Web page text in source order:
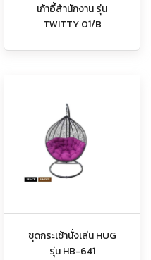
เก้าอี้สำนักงาน รุ่น
TWITTY 01/B
ชุดกระเช้านั่งเล่น HUG
รุ่น HB-641